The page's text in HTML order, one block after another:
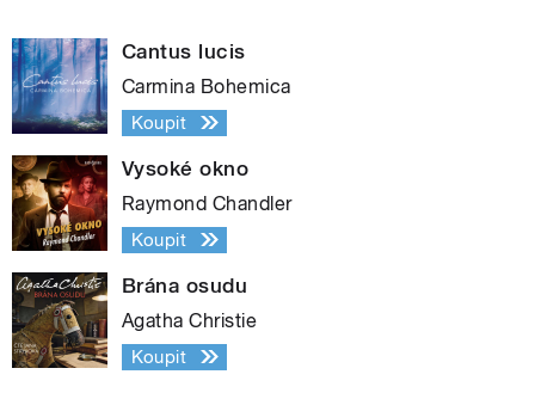
Cantus lucis
Carmina Bohemica
Koupit
Vysoké okno
Raymond Chandler
Koupit
Brána osudu
Agatha Christie
Koupit